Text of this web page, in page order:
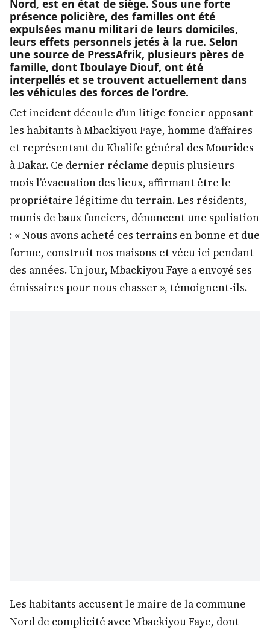
Nord, est en état de siège. Sous une forte
présence policière, des familles ont été
expulsées manu militari de leurs domiciles,
leurs effets personnels jetés à la rue. Selon
une source de PressAfrik, plusieurs pères de
famille, dont Iboulaye Diouf, ont été
interpellés et se trouvent actuellement dans
les véhicules des forces de l’ordre.
Cet incident découle d’un litige foncier opposant
les habitants à Mbackiyou Faye, homme d’affaires
et représentant du Khalife général des Mourides
à Dakar. Ce dernier réclame depuis plusieurs
mois l’évacuation des lieux, affirmant être le
propriétaire légitime du terrain. Les résidents,
munis de baux fonciers, dénoncent une spoliation
: « Nous avons acheté ces terrains en bonne et due
forme, construit nos maisons et vécu ici pendant
des années. Un jour, Mbackiyou Faye a envoyé ses
émissaires pour nous chasser », témoignent-ils.
Les habitants accusent le maire de la commune
Nord de complicité avec Mbackiyou Faye, dont